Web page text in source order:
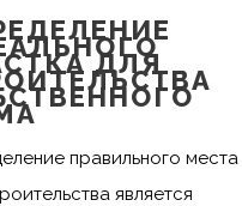
ДЛЯ
правильного места
является